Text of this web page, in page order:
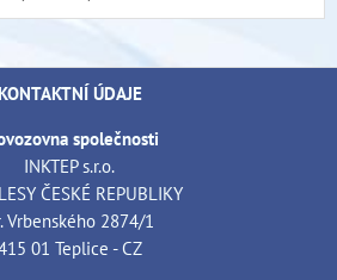
KONTAKTNÍ ÚDAJE
společnosti
INKTEP s.r.o.
ČESKÉ REPUBLIKY
Vrbenského 2874/1
01 Teplice - CZ